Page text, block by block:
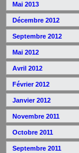
Mai 2013
Décembre 2012
Septembre 2012
Mai 2012
Avril 2012
Février 2012
Janvier 2012
Novembre 2011
Octobre 2011
Septembre 2011